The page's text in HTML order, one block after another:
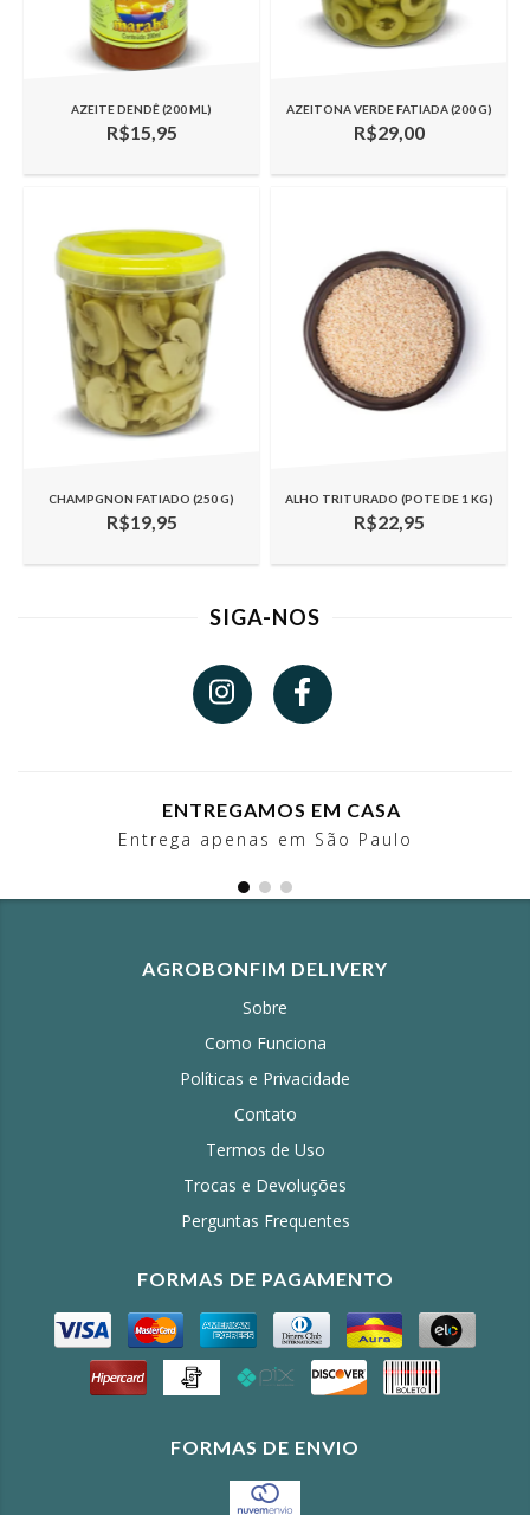
AZEITE DENDÊ (200 ML)
R$15,95
AZEITONA VERDE FATIADA (200 G)
R$29,00
CHAMPGNON FATIADO (250 G)
R$19,95
ALHO TRITURADO (POTE DE 1 KG)
R$22,95
SIGA-NOS
ENTREGAMOS EM CASA
Entrega apenas em São Paulo
AGROBONFIM DELIVERY
Sobre
Como Funciona
Políticas e Privacidade
Contato
Termos de Uso
Trocas e Devoluções
Perguntas Frequentes
FORMAS DE PAGAMENTO
FORMAS DE ENVIO